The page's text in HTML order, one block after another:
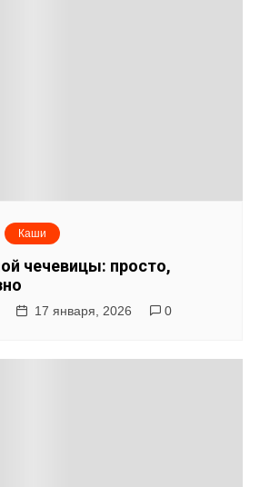
Каши
чечевицы: просто,
17 января, 2026 0